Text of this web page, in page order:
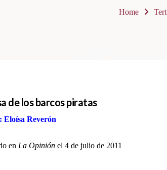
Home
de los barcos piratas
Eloísa Reverón
en La Opinión el 4 de julio de 2011